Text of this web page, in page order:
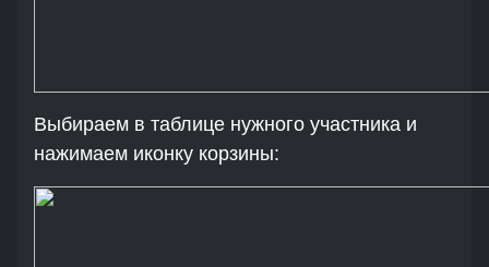
Выбираем в таблице нужного участника и
нажимаем иконку корзины: